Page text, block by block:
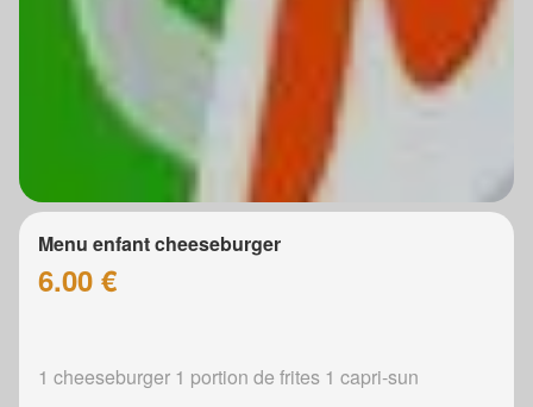
Menu enfant cheeseburger
6.00 €
1 cheeseburger 1 portion de frites 1 capri-sun